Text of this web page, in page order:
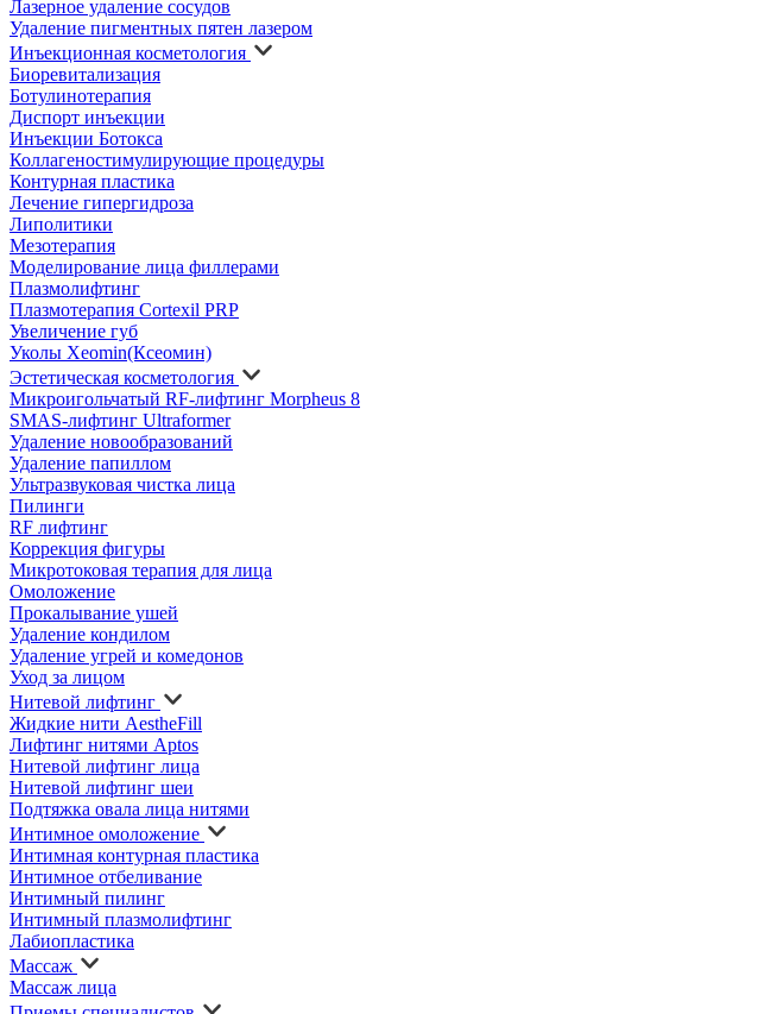
Лазерное удаление сосудов
Удаление пигментных пятен лазером
Инъекционная косметология
Биоревитализация
Ботулинотерапия
Диспорт инъекции
Инъекции Ботокса
Коллагеностимулирующие процедуры
Контурная пластика
Лечение гипергидроза
Липолитики
Мезотерапия
Моделирование лица филлерами
Плазмолифтинг
Плазмотерапия Cortexil PRP
Увеличение губ
Уколы Xeomin(Ксеомин)
Эстетическая косметология
Микроигольчатый RF-лифтинг Morpheus 8
SMAS-лифтинг Ultraformer
Удаление новообразований
Удаление папиллом
Ультразвуковая чистка лица
Пилинги
RF лифтинг
Коррекция фигуры
Микротоковая терапия для лица
Омоложение
Прокалывание ушей
Удаление кондилом
Удаление угрей и комедонов
Уход за лицом
Нитевой лифтинг
Жидкие нити AestheFill
Лифтинг нитями Aptos
Нитевой лифтинг лица
Нитевой лифтинг шеи
Подтяжка овала лица нитями
Интимное омоложение
Интимная контурная пластика
Интимное отбеливание
Интимный пилинг
Интимный плазмолифтинг
Лабиопластика
Массаж
Массаж лица